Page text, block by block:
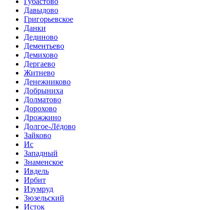
Давыдово
Григорьевское
Данки
Дединово
Дементьево
Демихово
Дергаево
Житнево
Денежниково
Добрыниха
Долматово
Дорохово
Дрожжино
Долгое-Лёдово
Зайково
Ис
Западный
Знаменское
Ивдель
Ирбит
Изумруд
Зюзельский
Исток